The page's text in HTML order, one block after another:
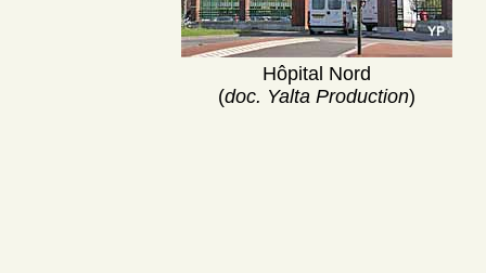
Hôpital Nord
(doc. Yalta Production)